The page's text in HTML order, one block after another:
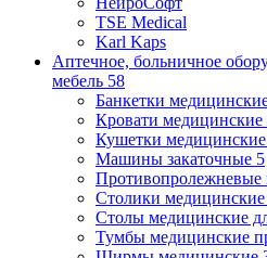
TSE Medical
Karl Kaps
Аптечное, больничное
мебель 58
Банкетки
Кровати
Кушетки медицинские
Машины закаточные 5
Противопролежневые
Столики медицинские
Столы медицинские
Тумбы медицинские